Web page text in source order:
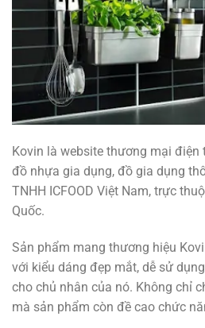
Kovin là website thương mại điện
đồ nhựa gia dụng, đồ gia dụng
TNHH ICFOOD Việt Nam, trực
Quốc.
Sản phẩm mang thương hiệu
với kiểu dáng đẹp mắt, dễ sử
cho chủ nhân của nó. Không chỉ
mà sản phẩm còn đề cao chức